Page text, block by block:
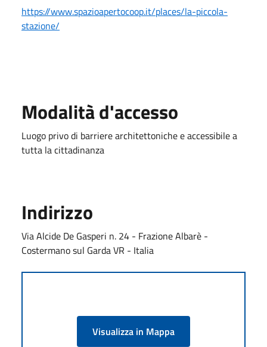
https://www.spazioapertocoop.it/places/la-piccola-
stazione/
Modalità d'accesso
Luogo privo di barriere architettoniche e accessibile a
tutta la cittadinanza
Indirizzo
Via Alcide De Gasperi n. 24 - Frazione Albarè -
Costermano sul Garda VR - Italia
Visualizza in Mappa